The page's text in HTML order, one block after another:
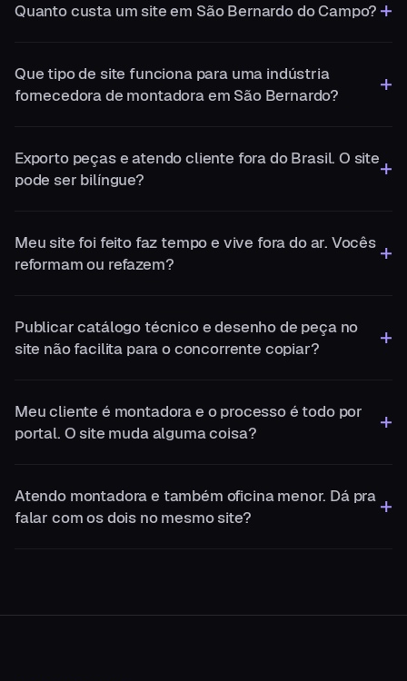
Quanto custa um site em São Bernardo do Campo?
Que tipo de site funciona para uma indústria
fornecedora de montadora em São Bernardo?
Exporto peças e atendo cliente fora do Brasil. O site
pode ser bilíngue?
Meu site foi feito faz tempo e vive fora do ar. Vocês
reformam ou refazem?
Publicar catálogo técnico e desenho de peça no
site não facilita para o concorrente copiar?
Meu cliente é montadora e o processo é todo por
portal. O site muda alguma coisa?
Atendo montadora e também oficina menor. Dá pra
falar com os dois no mesmo site?